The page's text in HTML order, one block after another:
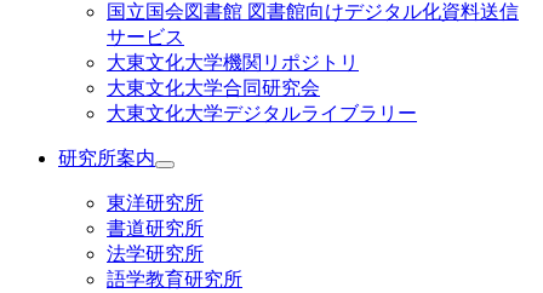
国立国会図書館 図書館向けデジタル化資料送信
サービス
大東文化大学機関リポジトリ
大東文化大学合同研究会
大東文化大学デジタルライブラリー
研究所案内
東洋研究所
書道研究所
法学研究所
語学教育研究所